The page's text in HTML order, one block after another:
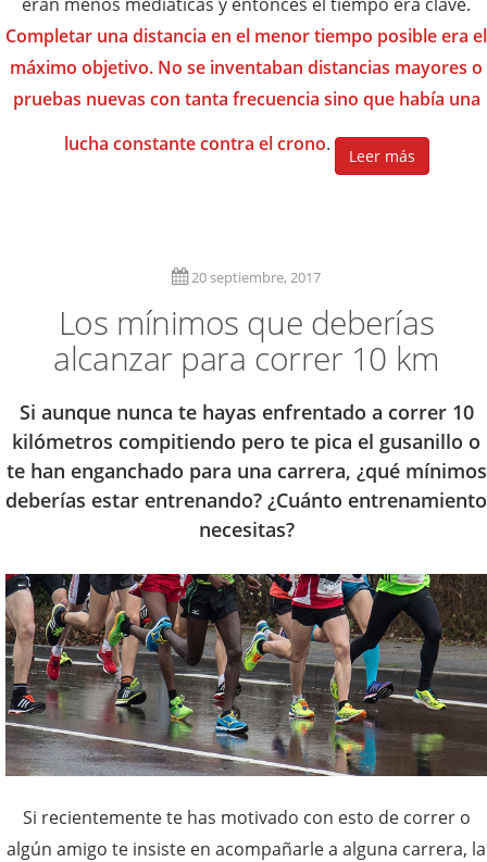
eran menos mediáticas y entonces el tiempo era clave.
Completar una distancia en el menor tiempo posible era el
máximo objetivo. No se inventaban distancias mayores o
pruebas nuevas con tanta frecuencia sino que había una
lucha constante contra el crono.
Leer más
20 septiembre, 2017
Los mínimos que deberías
alcanzar para correr 10 km
Si aunque nunca te hayas enfrentado a correr 10
kilómetros compitiendo pero te pica el gusanillo o
te han enganchado para una carrera, ¿qué mínimos
deberías estar entrenando? ¿Cuánto entrenamiento
necesitas?
Si recientemente te has motivado con esto de correr o
algún amigo te insiste en acompañarle a alguna carrera, la